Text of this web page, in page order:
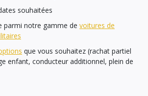
souhaitées
parmi notre gamme de voitures de
que vous souhaitez (rachat partiel
enfant, conducteur additionnel, plein de